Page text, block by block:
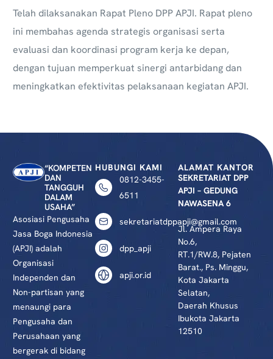
Telah dilaksanakan Rapat Pleno DPP APJI. Rapat pleno
ini membahas agenda strategis organisasi serta
evaluasi dan koordinasi program kerja ke depan,
dengan tujuan memperkuat sinergi antarbidang dan
meningkatkan efektivitas pelaksanaan kegiatan APJI.
“KOMPETEN
DAN
TANGGUH
DALAM
USAHA”
Asosiasi Pengusaha
Jasa Boga Indonesia
(APJI) adalah
Organisasi
Independen dan
Non-partisan yang
menaungi para
Pengusaha dan
Perusahaan yang
bergerak di bidang
HUBUNGI KAMI
0812-3455-
6511
sekretariatdppapji@gmail.com
dpp_apji
apji.or.id
ALAMAT KANTOR
SEKRETARIAT DPP
APJI – GEDUNG
NAWASENA 6
Jl. Ampera Raya
No.6,
RT.1/RW.8, Pejaten
Barat., Ps. Minggu,
Kota Jakarta
Selatan,
Daerah Khusus
Ibukota Jakarta
12510